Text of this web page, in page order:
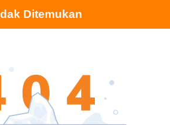
Ditemukan